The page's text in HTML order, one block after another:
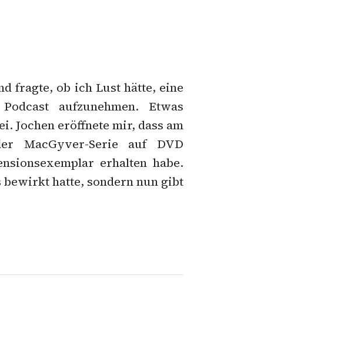
fragte, ob ich Lust hätte, eine
aufzunehmen. Etwas
Jochen eröffnete mir, dass am
MacGyver-Serie auf DVD
erhalten habe.
hatte, sondern nun gibt